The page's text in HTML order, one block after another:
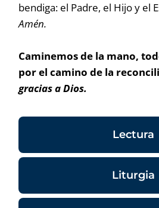
bendiga: el Padre, el Hijo y el
Amén.
Caminemos de la mano,
por el camino de la
gracias a Dios.
Lectura
Liturgia